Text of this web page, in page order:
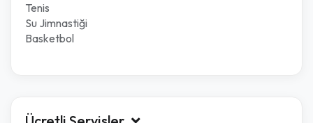
Tenis
Su Jimnastiği
Basketbol